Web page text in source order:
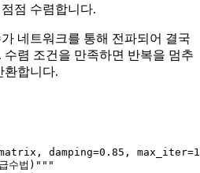
점 수렴합니다.
네트워크를 통해 전파되어 결국
렴 조건을 만족하면 반복을 멈추
환합니다.
damping=0.85 , max_iter=
수법)"""